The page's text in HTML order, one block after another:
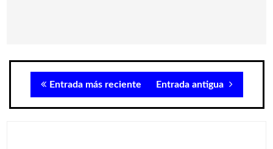
Entrada más reciente Entrada antigua